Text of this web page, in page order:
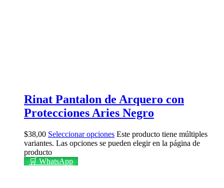
Rinat Pantalon de Arquero con
Protecciones Aries Negro
$38,00 Seleccionar opciones Este producto tiene múltiples
variantes. Las opciones se pueden elegir en la página de
producto
🛒 WhatsApp